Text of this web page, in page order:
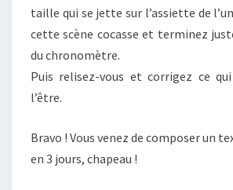
taille qui se jette sur l’assiette de
cette scène cocasse et terminez
du chronomètre.
Puis relisez-vous et corrigez ce
l’être.
Bravo ! Vous venez de composer un
en 3 jours, chapeau !